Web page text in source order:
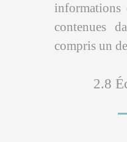
informations
contenues
compris un
2.8